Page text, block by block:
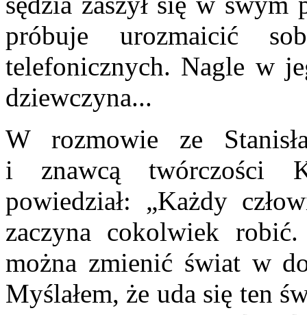
próbuje urozmaicić
telefonicznych. Nagle w
dziewczyna...
W rozmowie ze
i znawcą twórczości
powiedział: „Każdy
zaczyna cokolwiek
można zmienić świat w
Myślałem, że uda się ten